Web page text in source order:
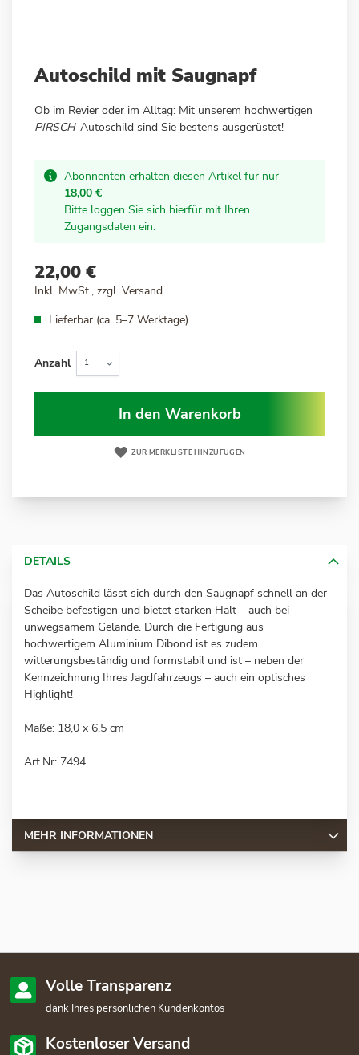
Anfang
Bildergalerie
springen
Autoschild mit Saugnapf
Ob im Revier oder im Alltag: Mit unserem hochwertigen
PIRSCH-Autoschild sind Sie bestens ausgerüstet!
Abonnenten erhalten diesen Artikel für nur
18,00 €
Bitte loggen Sie sich hierfür mit Ihren
Zugangsdaten ein.
22,00 €
Inkl. MwSt., zzgl. Versand
Lieferbar (ca. 5–7 Werktage)
Anzahl
In den Warenkorb
ZUR MERKLISTE HINZUFÜGEN
DETAILS
Das Autoschild lässt sich durch den Saugnapf schnell an der
Scheibe befestigen und bietet starken Halt – auch bei
unwegsamem Gelände. Durch die Fertigung aus
hochwertigem Aluminium Dibond ist es zudem
witterungsbeständig und formstabil und ist – neben der
Kennzeichnung Ihres Jagdfahrzeugs – auch ein optisches
Highlight!
Maße: 18,0 x 6,5 cm
Art.Nr: 7494
MEHR INFORMATIONEN
Volle Transparenz
dank Ihres persönlichen Kundenkontos
Kostenloser Versand